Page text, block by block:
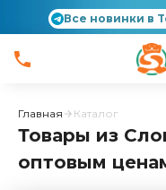
Все новинки в
Главная Каталог
Товары из
оптовым